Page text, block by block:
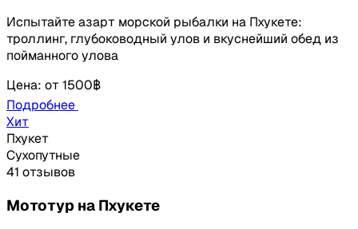
Испытайте азарт морской рыбалки на Пхукете:
троллинг, глубоководный улов и вкуснейший обед из
пойманного улова
Цена: от1500฿
Подробнее
Хит
Пхукет
Сухопутные
41 отзывов
Мототур на Пхукете